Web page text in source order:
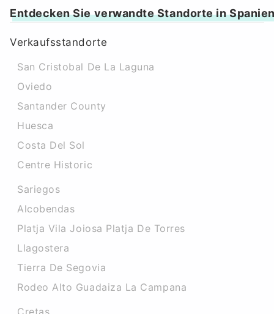
Entdecken Sie verwandte Standorte in
Verkaufsstandorte
San Cristobal De La Laguna
Oviedo
Santander County
Huesca
Costa Del Sol
Centre Historic
Sariegos
Alcobendas
Platja Vila Joiosa Platja De Torres
Llagostera
Tierra De Segovia
Rodeo Alto Guadaiza La Campana
Cretas